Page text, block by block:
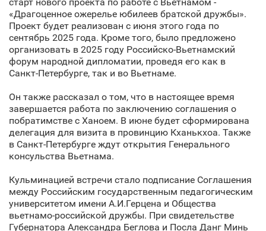
«Драгоценное ожерелье юбилеев братской дружбы».
Проект будет реализован с июня этого года по
сентябрь 2025 года. Кроме того, было предложено
организовать в 2025 году Российско-Вьетнамский
форум народной дипломатии, проведя его как в
Санкт‑Петербурге, так и во Вьетнаме.
Он также рассказал о том, что в настоящее время
завершается работа по заключению соглашения о
побратимстве с Ханоем. В июне будет сформирована
делегация для визита в провинцию Кханькхоа. Также
в Санкт‑Петербурге ждут открытия Генерального
консульства Вьетнама.
Кульминацией встречи стало подписание Соглашения
между Российским государственным педагогическим
университетом имени А.И.Герцена и Общества
вьетнамо-российской дружбы. При свидетельстве
Губернатора Александра Беглова и Посла Данг Минь